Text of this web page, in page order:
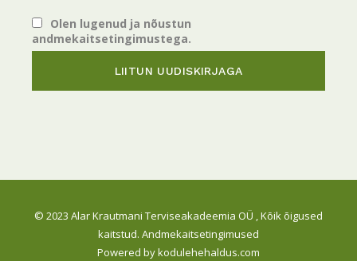
Olen lugenud ja nõustun
andmekaitsetingimustega.
© 2023 Alar Krautmani Terviseakadeemia OÜ , Kõik õigused
kaitstud. Andmekaitsetingimused
Powered bykodulehehaldus.com